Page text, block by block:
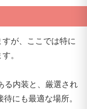
が、ここでは特に
。
る内装と、厳選され
にも最適な場所。